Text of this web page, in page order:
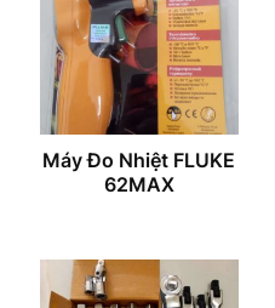
Máy Đo Nhiệt FLUKE
62MAX